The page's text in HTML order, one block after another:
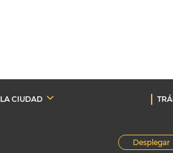
LA CIUDAD
Desplegar